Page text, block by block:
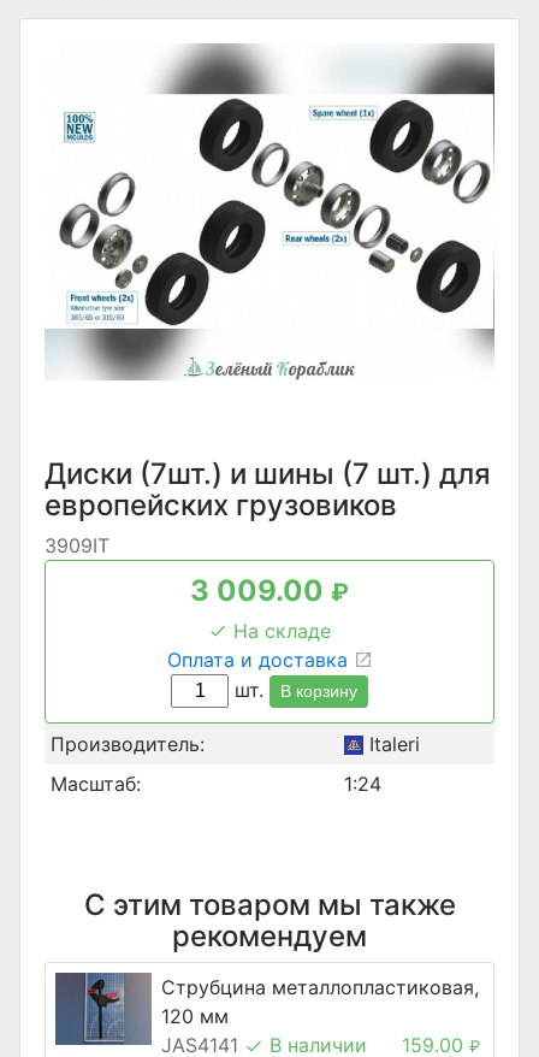
Диски (7шт.) и шины (7 шт.) для
европейских грузовиков
3909IT
3 009.00 ₽
На складе
Оплата и доставка
шт.
В корзину
Производитель:
Italeri
Масштаб:
1:24
С этим товаром мы также
рекомендуем
Струбцина металлопластиковая,
120 мм
JAS4141
В наличии 159.00 ₽